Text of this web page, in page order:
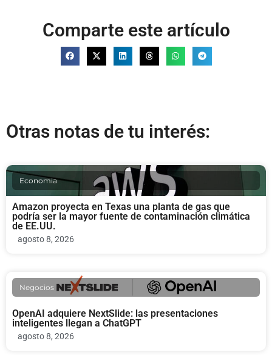
Comparte este artículo
Otras notas de tu interés:
Economia
Amazon proyecta en Texas una planta de gas que
podría ser la mayor fuente de contaminación climática
de EE.UU.
agosto 8, 2026
Negocios
OpenAI adquiere NextSlide: las presentaciones
inteligentes llegan a ChatGPT
agosto 8, 2026